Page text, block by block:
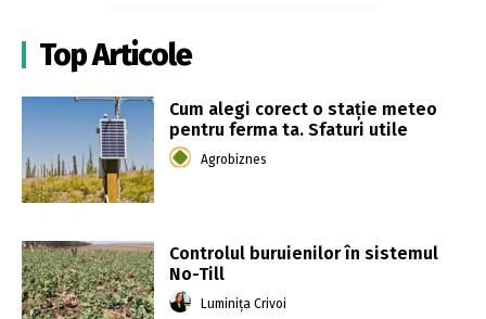
Top Articole
Cum alegi corect o stație meteo
pentru ferma ta. Sfaturi utile
Agrobiznes
Controlul buruienilor în sistemul
No-Till
Luminița Crivoi